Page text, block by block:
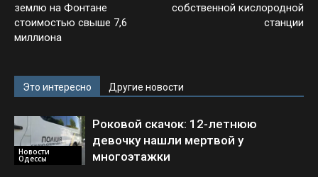
землю на Фонтане
стоимостью свыше 7,6
миллиона
собственной кислородной
станции
Это интересно Другие новости
Новости
Одессы
Роковой скачок: 12-летнюю
девочку нашли мертвой у
многоэтажки